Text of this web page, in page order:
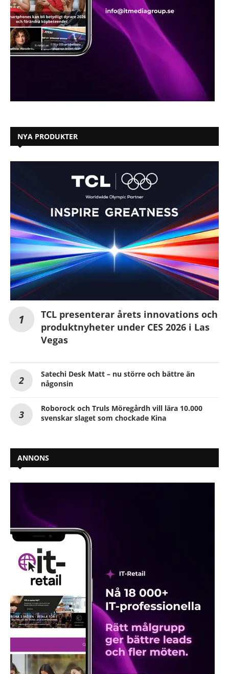
NYA PRODUKTER
TCL presenterar årets innovations och
produktnyheter under CES 2026 i Las
Vegas
Satechi Desk Matt – nu större och bättre än
någonsin
Roborock och Truls Möregårdh vill lära 10.000
svenskar slaget som chockade Kina
ANNONS